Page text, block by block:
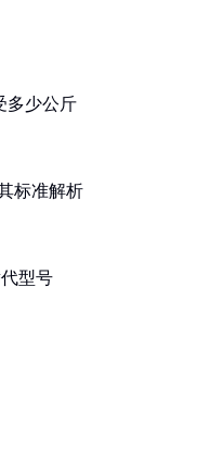
多少公斤
标准解析
型号